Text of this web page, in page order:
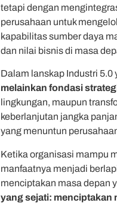
tetapi dengan
perusahaan untuk
kapabilitas sumber daya
dan nilai bisnis di masa
Dalam lanskap Industri
melainkan fondasi
lingkungan, maupun
keberlanjutan jangka
yang menuntun
Ketika organisasi mampu
manfaatnya menjadi
menciptakan masa depan
yang sejati: menciptakan